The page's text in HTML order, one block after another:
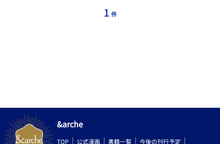
1 件
&arche
TOP 公式漫画 書籍一覧 今後の刊行予定